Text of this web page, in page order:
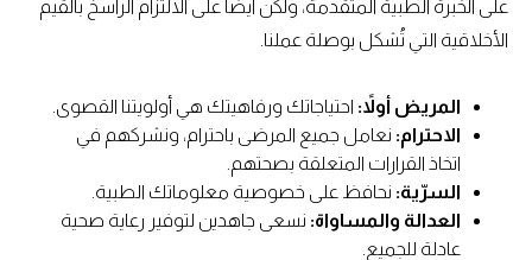
على الخبرة الطبية المتقدمة، ولكن أيضًا على الالتزام الراسخ بالقيم
الأخلاقية التي تُشكل بوصلة عملنا.
المريض أولاً: احتياجاتك ورفاهيتك هي أولويتنا القصوى.
الاحترام: نعامل جميع المرضى باحترام، ونشركهم في
اتخاذ القرارات المتعلقة بصحتهم.
السرّية: نحافظ على خصوصية معلوماتك الطبية.
العدالة والمساواة: نسعى جاهدين لتوفير رعاية صحية
عادلة للجميع.